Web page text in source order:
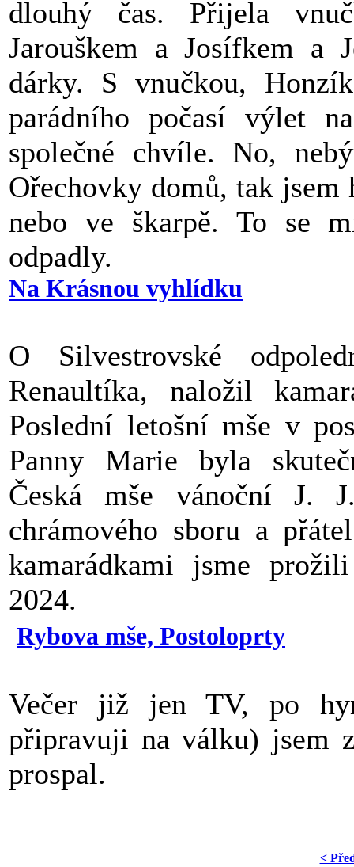
dlouhý čas. Přijela
Jarouškem a Josífkem a
dárky. S vnučkou,
parádního počasí výlet
společné chvíle. No,
Ořechovky domů, tak jsem
nebo ve škarpě. To se
odpadly.
Na Krásnou vyhlídku
O Silvestrovské
Renaultíka, naložil
Poslední letošní mše v
Panny Marie byla
Česká mše vánoční J.
chrámového sboru a
kamarádkami jsme
2024.
Rybova mše, Postoloprty
Večer již jen TV, po
připravuji na válku) jsem
prospal.
<